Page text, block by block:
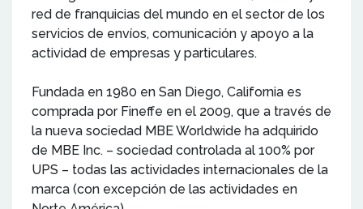
red de franquicias del mundo en el sector de los
servicios de envíos, comunicación y apoyo a la
actividad de empresas y particulares.
Fundada en 1980 en San Diego, California es
comprada por Fineffe en el 2009, que a través de
la nueva sociedad MBE Worldwide ha adquirido
de MBE Inc. – sociedad controlada al 100% por
UPS – todas las actividades internacionales de la
marca (con excepción de las actividades en